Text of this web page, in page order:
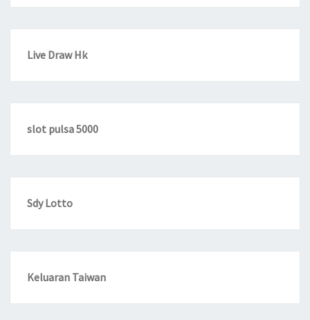
Live Draw Hk
slot pulsa 5000
Sdy Lotto
Keluaran Taiwan